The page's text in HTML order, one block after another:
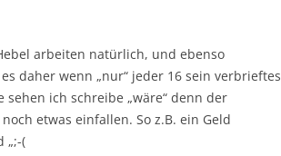
arbeiten natürlich, und ebenso
daher wenn „nur“ jeder 16 sein verbrieftes
sehen ich schreibe „wäre“ denn der
etwas einfallen. So z.B. ein Geld
„;-(